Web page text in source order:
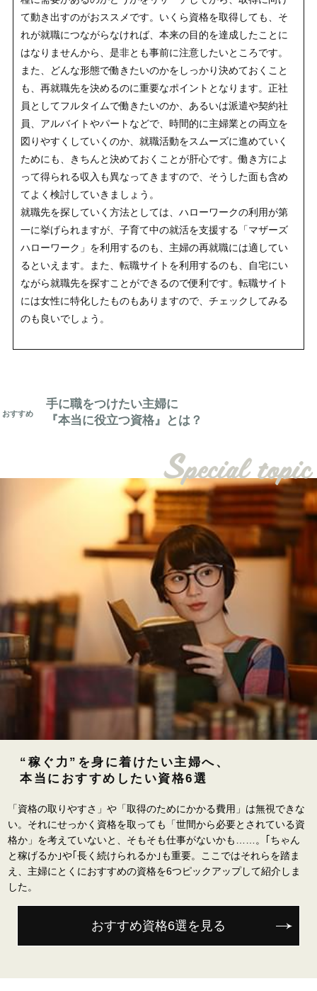
て動き出すのがおススメです。いくら資格を取得しても、そ
れが就職につながらなければ、本来の目的を達成したことに
はなりませんから、是非とも事前に注意したいところです。
また、どんな形態で働きたいのかをしっかり決めておくこと
も、再就職先を決めるのに重要なポイントとなります。正社
員としてフルタイムで働きたいのか、あるいは派遣や契約社
員、アルバイトやパートなどで、時間的に主婦業との両立を
図りやすくしていくのか、就職活動をスムーズに進めていく
ためにも、きちんと決めておくことが肝心です。働き方によ
って得られる収入も異なってきますので、そうした面も含め
てよく検討していきましょう。
就職先を探していく方法としては、ハローワークの利用が第
一に挙げられますが、子育て中の就活を支援する「マザーズ
ハローワーク」を利用するのも、主婦の再就職には適してい
るといえます。また、転職サイトを利用するのも、自宅にい
ながら就職先を探すことができるので便利です。転職サイト
には女性に特化したものもありますので、チェックしてみる
のも良いでしょう。
手に職をつけたい主婦に
『本当に役立つ資格』とは？
“稼ぐ力”を身に着けたい主婦へ、
本当におすすめしたい資格6選
「資格の取りやすさ」や「取得のためにかかる費用」は無視できな
い。それにせっかく資格を取っても「世間から必要とされている資
格か」を考えていないと、そもそも仕事がないかも……。｢ちゃん
と稼げるか｣や｢長く続けられるか｣も重要。ここではそれらを踏ま
え、主婦にとくにおすすめの資格を6つピックアップして紹介しま
した。
おすすめ資格6選を見る